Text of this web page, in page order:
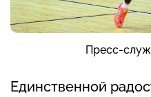
Пресс-
Единственной